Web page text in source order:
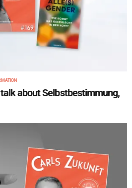
about Selbstbestimmung,